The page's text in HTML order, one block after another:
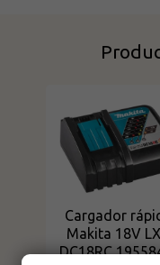
Cargador
Makita 18V
DC18RC